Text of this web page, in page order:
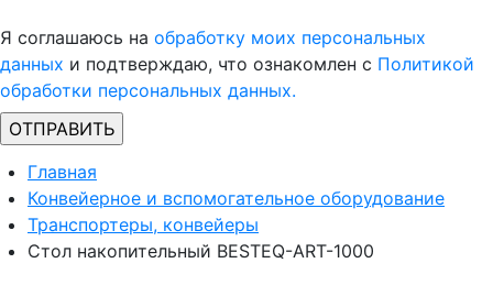
Я соглашаюсь на обработку моих персональных
данных и подтверждаю, что ознакомлен с Политикой
обработки персональных данных.
Главная
Конвейерное и вспомогательное оборудование
Транспортеры, конвейеры
Стол накопительный BESTEQ-ART-1000